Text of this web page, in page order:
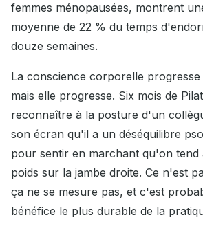
femmes ménopausées, montrent
moyenne de 22 % du temps
douze semaines.
La conscience corporelle
mais elle progresse. Six mois de
reconnaître à la posture d'un
son écran qu'il a un déséquilibre
pour sentir en marchant qu'on tend
poids sur la jambe droite. Ce n'est
ça ne se mesure pas, et c'est
bénéfice le plus durable de la